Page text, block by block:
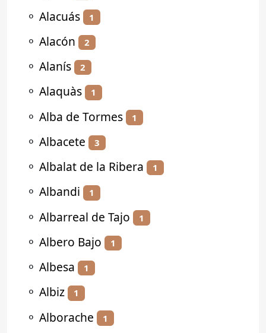
⚬ Alacuás 1
⚬ Alacón 2
⚬ Alanís 2
⚬ Alaquàs 1
⚬ Alba de Tormes 1
⚬ Albacete 3
⚬ Albalat de la Ribera 1
⚬ Albandi 1
⚬ Albarreal de Tajo 1
⚬ Albero Bajo 1
⚬ Albesa 1
⚬ Albiz 1
⚬ Alborache 1